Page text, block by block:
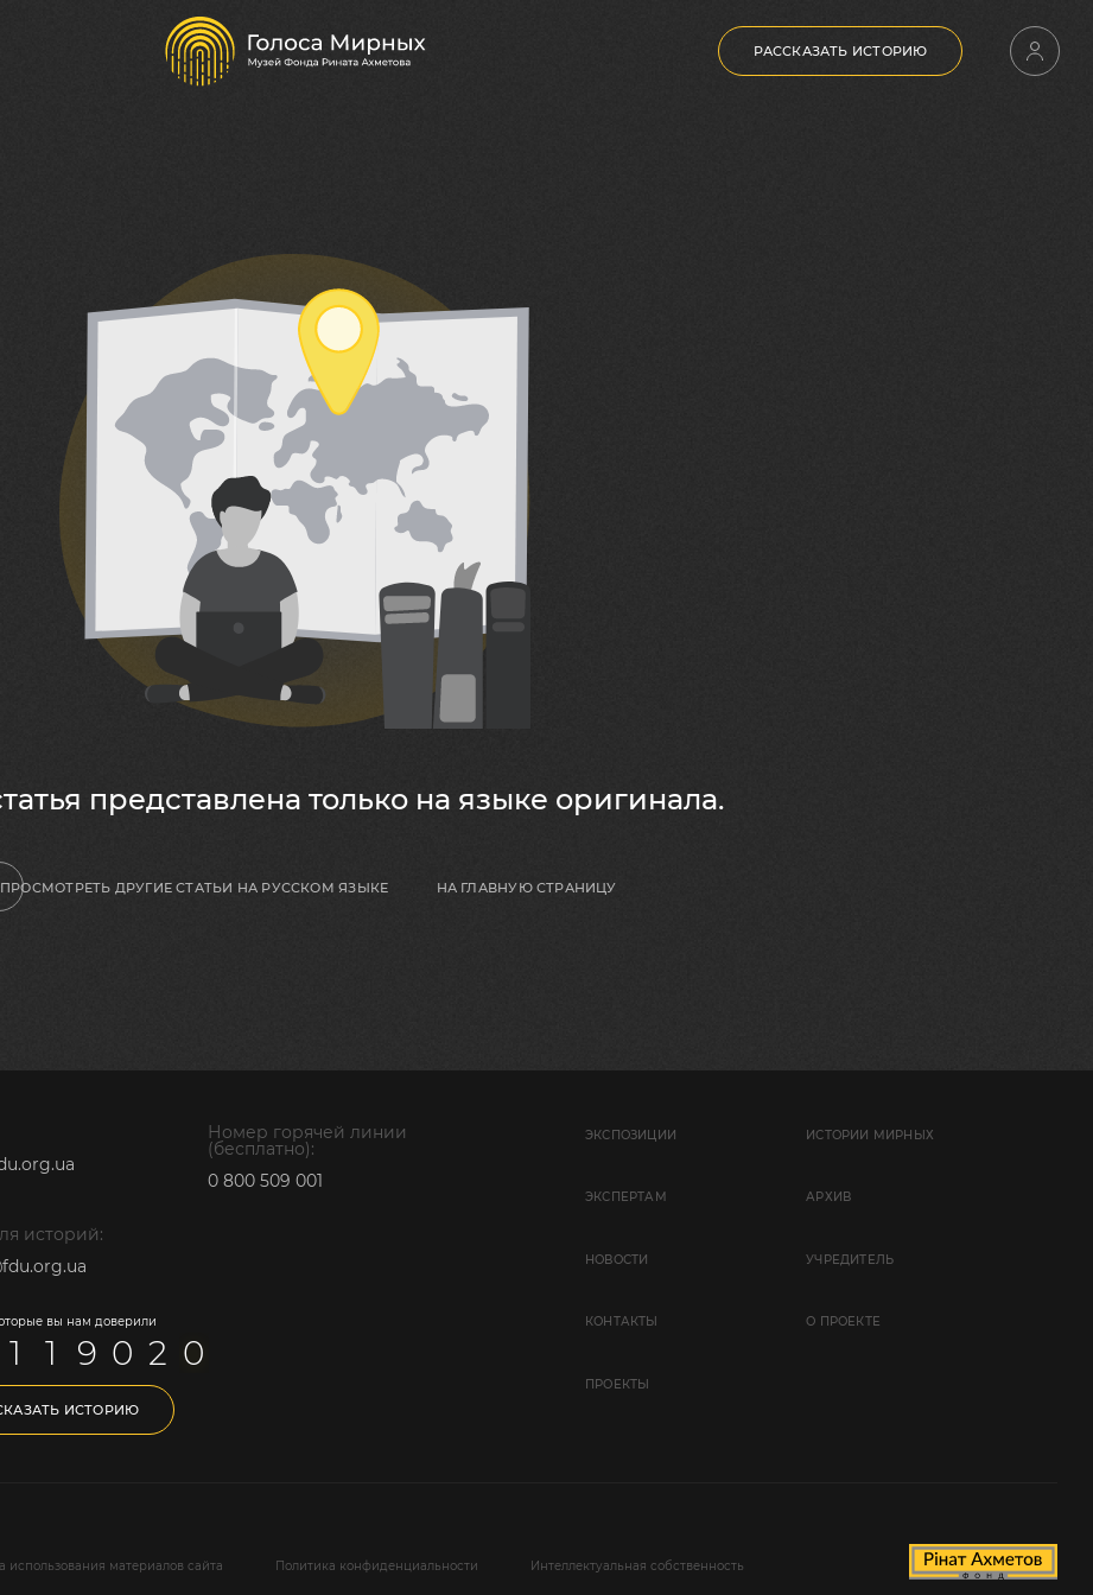
РАССКАЗАТЬ ИСТОРИЮ
представлена ​​только на языке оригинала.
ПРОСМОТРЕТЬ ДРУГИЕ СТАТЬИ НА РУССКОМ ЯЗЫКЕ НА ГЛАВНУЮ СТРАНИЦУ
Номер горячей линии
(бесплатно):
0 800 509 001
историй:
вы нам доверили
1 1 9 0 2 0
ИСТОРИЮ
ЭКСПОЗИЦИИ ИСТОРИИ МИРНЫХ
ЭКСПЕРТАМ АРХИВ
НОВОСТИ УЧРЕДИТЕЛЬ
КОНТАКТЫ О ПРОЕКТЕ
ПРОЕКТЫ
использования материалов сайта Политика конфиденциальности Интеллектуальная собственность